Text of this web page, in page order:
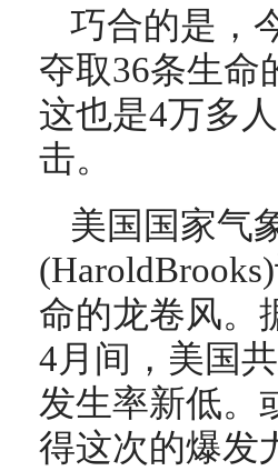
巧合的是，
夺取36条生命
这也是4万多
击。
美国国家气
命的龙卷风。
4月间，美国
发生率新低。
得这次的爆发